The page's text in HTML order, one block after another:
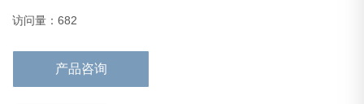
象林立。
访问量：682
产品咨询